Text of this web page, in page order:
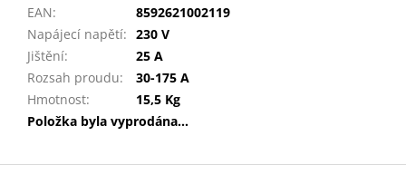
EAN:
8592621002119
Napájecí napětí: 230 V
Jištění:
25 A
Rozsah proudu:
30-175 A
Hmotnost:
15,5 Kg
Položka byla vyprodána…
Z